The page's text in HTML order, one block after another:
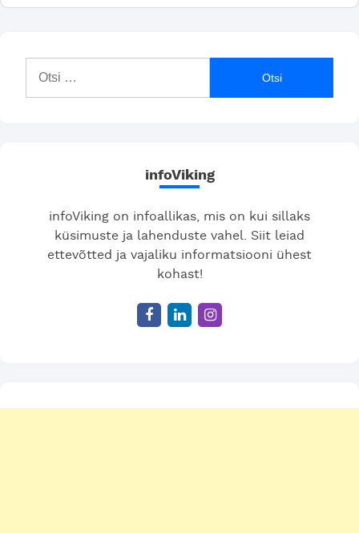
infoViking
infoViking on infoallikas, mis on kui sillaks
küsimuste ja lahenduste vahel. Siit leiad
ettevõtted ja vajaliku informatsiooni ühest
kohast!